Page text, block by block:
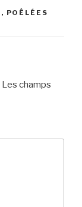
, POÊLÉES
Les champs